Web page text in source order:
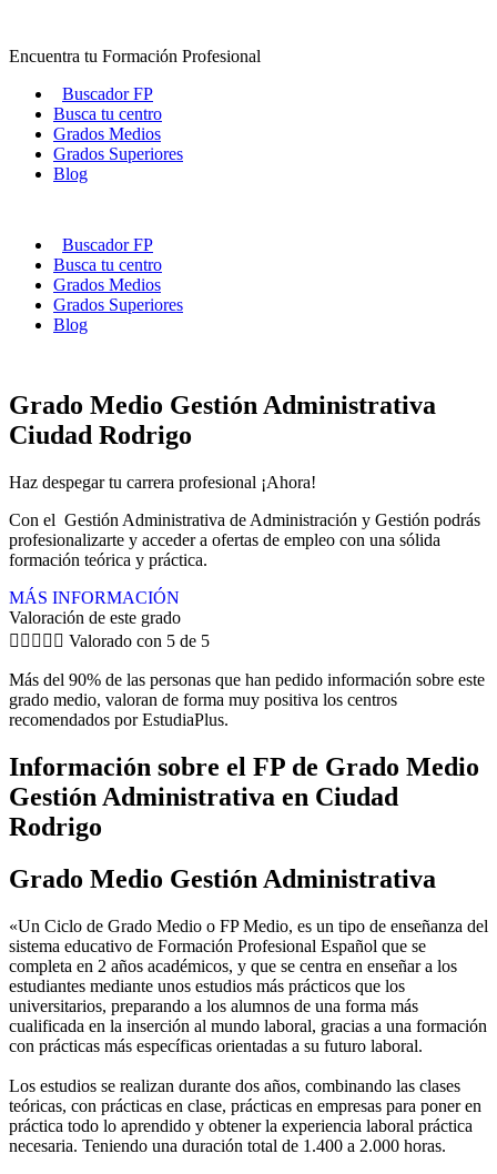
contenido
Encuentra tu Formación Profesional
Buscador FP
Busca tu centro
Grados Medios
Grados Superiores
Blog
Buscador FP
Busca tu centro
Grados Medios
Grados Superiores
Blog
Grado Medio Gestión Administrativa
Ciudad Rodrigo
Haz despegar tu carrera profesional ¡Ahora!
Con el Gestión Administrativa de Administración y Gestión podrás
profesionalizarte y acceder a ofertas de empleo con una sólida
formación teórica y práctica.
MÁS INFORMACIÓN
Valoración de este grado
     Valorado con 5 de 5
Más del 90% de las personas que han pedido información sobre este
grado medio, valoran de forma muy positiva los centros
recomendados por EstudiaPlus.
Información sobre el FP de Grado Medio
Gestión Administrativa en Ciudad
Rodrigo
Grado Medio Gestión Administrativa
«Un Ciclo de Grado Medio o FP Medio, es un tipo de enseñanza del
sistema educativo de Formación Profesional Español que se
completa en 2 años académicos, y que se centra en enseñar a los
estudiantes mediante unos estudios más prácticos que los
universitarios, preparando a los alumnos de una forma más
cualificada en la inserción al mundo laboral, gracias a una formación
con prácticas más específicas orientadas a su futuro laboral.
Los estudios se realizan durante dos años, combinando las clases
teóricas, con prácticas en clase, prácticas en empresas para poner en
práctica todo lo aprendido y obtener la experiencia laboral práctica
necesaria. Teniendo una duración total de 1.400 a 2.000 horas.